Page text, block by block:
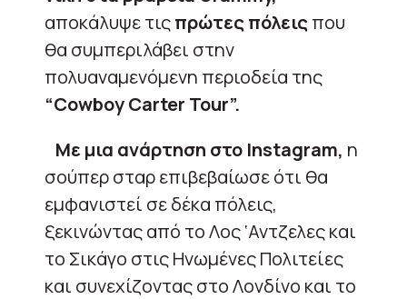
αποκάλυψε τιςπρώτες πόλειςπου
θα συμπεριλάβει στην
πολυαναμενόμενη περιοδεία της
“Cowboy Carter Tour”.
Με μια ανάρτηση στο Instagram, η
σούπερ σταρ επιβεβαίωσε ότι θα
εμφανιστεί σε δέκα πόλεις,
ξεκινώντας από το Λος ‘Αντζελες και
το Σικάγο στις Ηνωμένες Πολιτείες
και συνεχίζοντας στο Λονδίνο και το